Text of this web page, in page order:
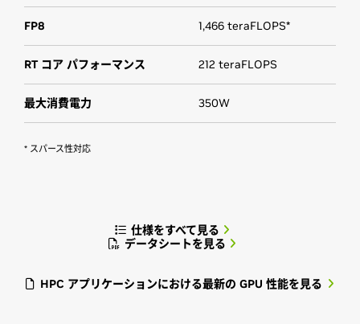
FP8 1,466 teraFLOPS*
RT コア パフォーマンス 212 teraFLOPS
最大消費電力 350W
* スパース性対応
仕様をすべて見る
データシートを見る
HPC アプリケーションにおける最新の GPU 性能を見る